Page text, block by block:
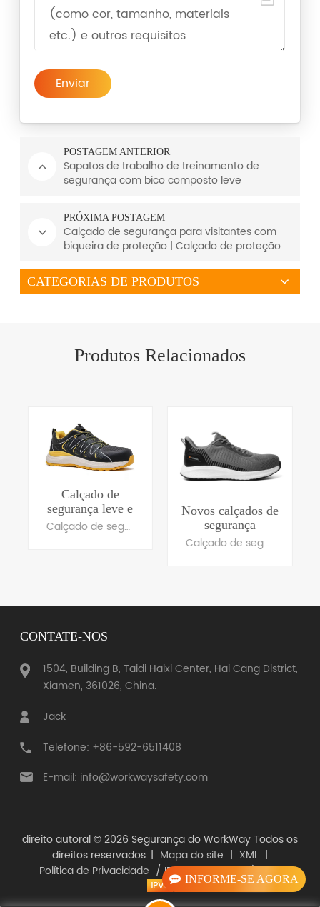
INFORME-SE AGORA
Enviar
POSTAGEM ANTERIOR
Sapatos de trabalho de treinamento de
segurança com bico composto leve
PRÓXIMA POSTAGEM
Calçado de segurança para visitantes com
biqueira de proteção | Calçado de proteção
CATEGORIAS DE PRODUTOS
Produtos Relacionados
Calçado de
segurança leve e
respirável com
design moderno
Calçado de segurança leve, sem metal, para uso interno, com sola de retorno de energia em E-TPU, ideal para armazéns, logística e indústria leve. Certificado pela norma EN ISO 20345 S1PS com desempenho SR e FO, projetado para longas jornadas de trabalho e maior conforto.
SABER MAIS
Novos calçados de
segurança
esportivos
elegantes e
Calçado de segurança leve, sem metal, para uso interno, com sola de retorno de energia em E-TPU, ideal para armazéns, logística e indústria leve. Certificado pela norma EN ISO 20345 S1PS com desempenho SR e FO, projetado para longas jornadas de trabalho e maior conforto.
CONTATE-NOS
1504, Building B, Taidi Haixi Center, Hai Cang District,
Xiamen, 361026, China.
Jack
Telefone: +86-592-6511408
E-mail: info@workwaysafety.com
direito autoral © 2026 Segurança do WorkWay Todos os
direitos reservados. | Mapa do site | XML |
Política de Privacidade / IPv6 SUPORTADO À REDE